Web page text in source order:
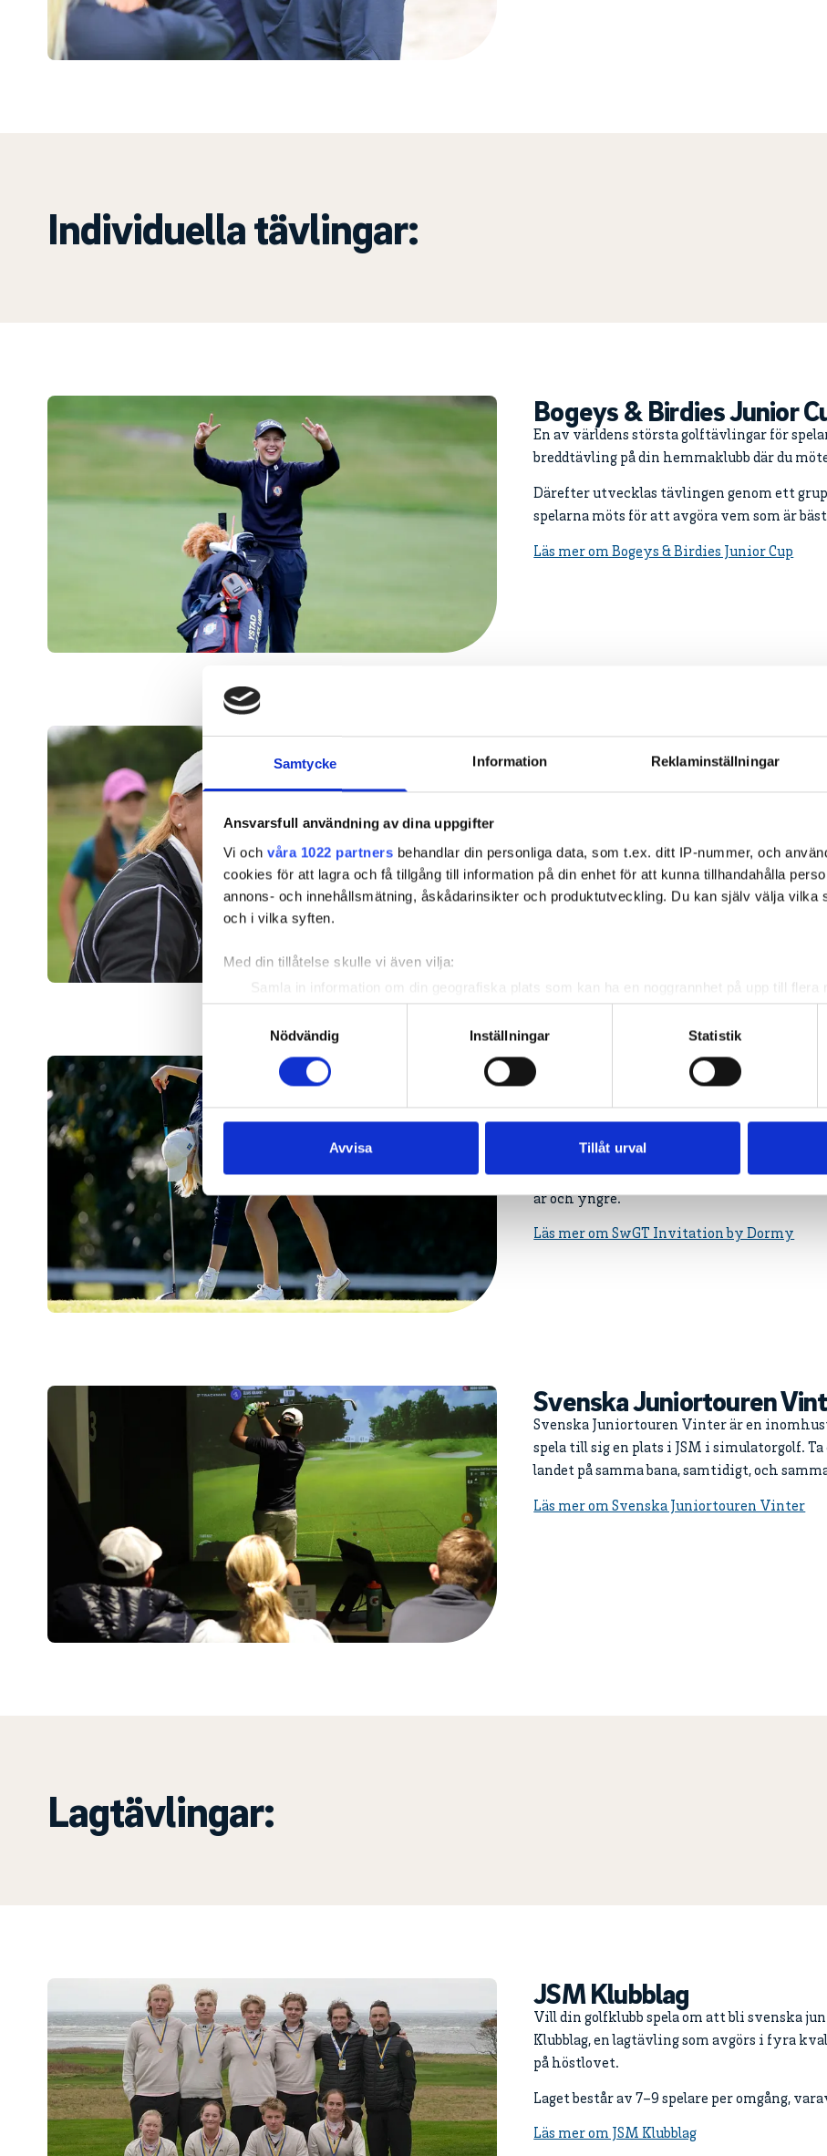
Samtycke Information Reklaminställningar
Ansvarsfull användning av dina uppgifter
Vi och våra 1022 partners behandlar din personliga data, som t.ex. ditt IP-nummer, och
cookies för att lagra och få tillgång till information på din enhet för att kunna tillhandahålla
annons- och innehållsmätning, åskådarinsikter och produktutveckling. Du kan själv välja vilka
och i vilka syften.
Med din tillåtelse skulle vi även vilja:
Samla in information om din geografiska plats som kan ha en noggrannhet på upp till flera
Identifiera din enhet genom att aktivt skanna den för specifika kännetecken (fingeravtryck)
Ta reda på mer om hur dina personliga uppgifter behandlas och ställ in dina preferenser i
eller dra tillbaka ditt samtycke när som helst från cookie-förklaringen.
sociala medier och analysera vår trafik. Vi vidarebefordrar även sådana identifierare och
till de sociala medier och annons- och analysföretag som vi samarbetar med. Dessa kan i sin
Nödvändig
Inställningar Statistik
Avvisa Tillåt urval
Individuella tävlingar:
Bogeys & Birdies Junior
En av världens största golftävlingar för
breddtävling på din hemmaklubb där du
Därefter utvecklas tävlingen genom ett
spelarna möts för att avgöra vem som är
Läs mer om Bogeys & Birdies Junior Cup
ANNIKA Invitational
En internationell flickjuniortävling där 78
ANNIKA Invitational Europe har spelats i
Annika Sörenstams stiftelse ANNIKA
ingår i världsrankingen för amatörer.
Läs mer om ANNIKA Invitational
Swedish Golf Team
Landslaget bjuder årligen in till en tävling
som vid denna tävling exponeras för vad
Startfältet tas ut efter SGF Golf Ranking
år och yngre.
Läs mer om SwGT Invitation by Dormy
Svenska Juniortouren
Svenska Juniortouren Vinter är en
spela till sig en plats i JSM i simulatorgolf.
landet på samma bana, samtidigt, och
Läs mer om Svenska Juniortouren Vinter
Lagtävlingar:
JSM Klubblag
Vill din golfklubb spela om att bli svenska
Klubblag, en lagtävling som avgörs i fyra
på höstlovet.
Laget består av 7–9 spelare per omgång,
Läs mer om JSM Klubblag